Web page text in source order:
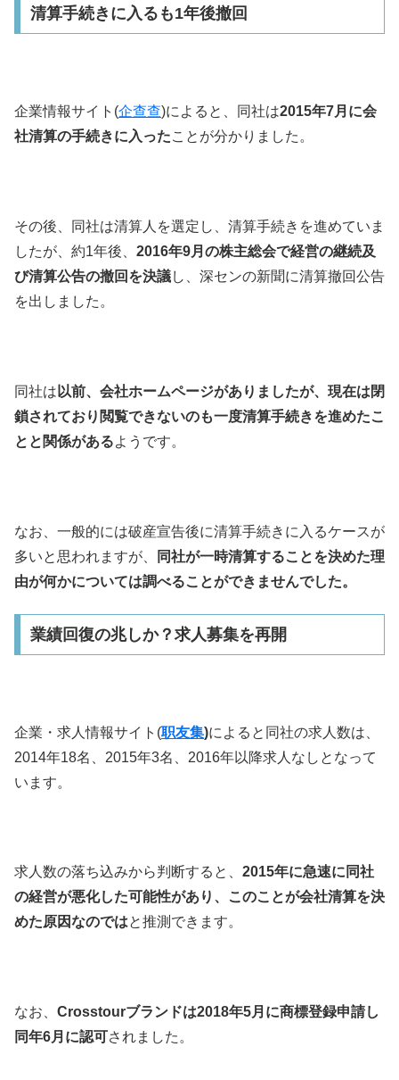
清算手続きに入るも1年後撤回
企業情報サイト(企查查)によると、同社は2015年7月に会
社清算の手続きに入ったことが分かりました。
その後、同社は清算人を選定し、清算手続きを進めていま
したが、約1年後、 2016年9月の株主総会で経営の継続及
び清算公告の撤回を決議し、深センの新聞に清算撤回公告
を出しました。
同社は 以前、会社ホームページがありましたが、現在は閉
鎖されており閲覧できないのも一度清算手続きを進めたこ
とと関係があるようです。
なお、一般的には破産宣告後に清算手続きに入るケースが
多いと思われますが、
同社が一時清算することを決めた理
由が何かについては調べることができませんでした。
業績回復の兆しか？求人募集を再開
企業・求人情報サイト(职友集)によると同社の求人数は、
2014年18名、2015年3名、2016年以降求人なしとなって
います。
求人数の落ち込みから判断すると、 2015年に急速に同社
の経営が悪化した可能性があり、このことが会社清算を決
めた原因なのではと推測できます。
なお、 Crosstourブランドは2018年5月に商標登録申請し
同年6月に認可されました。